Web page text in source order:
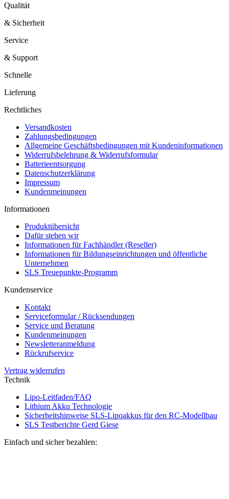
Qualität
& Sicherheit
Service
& Support
Schnelle
Lieferung
Rechtliches
Versandkosten
Zahlungsbedingungen
Allgemeine Geschäftsbedingungen mit Kundeninformationen
Widerrufsbelehrung & Widerrufsformular
Batterieentsorgung
Datenschutzerklärung
Impressum
Kundenmeinungen
Informationen
Produktübersicht
Dafür stehen wir
Informationen für Fachhändler (Reseller)
Informationen für Bildungseinrichtungen und öffentliche
Unternehmen
SLS Treuepunkte-Programm
Kundenservice
Kontakt
Serviceformular / Rücksendungen
Service und Beratung
Kundenmeinungen
Newsletteranmeldung
Rückrufservice
Vertrag widerrufen
Technik
Lipo-Leitfaden/FAQ
Lithium Akku Technologie
Sicherheitshinweise SLS-Lipoakkus für den RC-Modellbau
SLS Testberichte Gerd Giese
Einfach und sicher bezahlen: